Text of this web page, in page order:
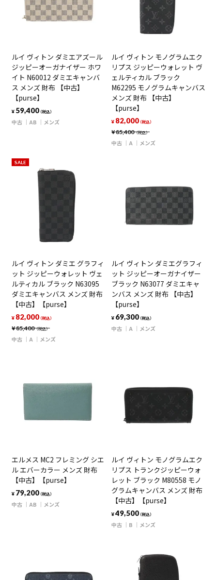
ルイ ヴィトン ダミエアズール
ジッピーオーガナイザー ホワ
イト N60012 ダミエキャンバ
ス メンズ 財布 【中古】
【purse】
¥ 59,400（税込）
中古 AB メンズ
ルイ ヴィトン モノグラムエク
リプス ジッピーウォレット ヴ
ェルティカル ブラック
M62295 モノグラムキャンバス
メンズ 財布 【中古】
【purse】
¥85,400（税込）
¥ 82,000（税込）
中古 A メンズ
SALE
ルイ ヴィトン ダミエ グラフィ
ット ジッピーウォレット ヴェ
ルティカル ブラック N63095
ダミエキャンバス メンズ 財布
【中古】【purse】
¥85,400（税込）
¥ 82,000（税込）
中古 A メンズ
ルイ ヴィトン ダミエグラフィ
ット ジッピーオーガナイザー
ブラック N63077 ダミエキャ
ンバス メンズ 財布 【中古】
【purse】
¥ 69,300（税込）
中古 A メンズ
エルメス MC2 フレミング シエ
ル エバーカラー メンズ 財布
【中古】【purse】
¥ 79,200（税込）
中古 AB メンズ
ルイ ヴィトン モノグラムエク
リプス トランクジッピーウォ
レット ブラック M80558 モノ
グラムキャンバス メンズ 財布
【中古】【purse】
¥49,500（税込）
中古 B メンズ